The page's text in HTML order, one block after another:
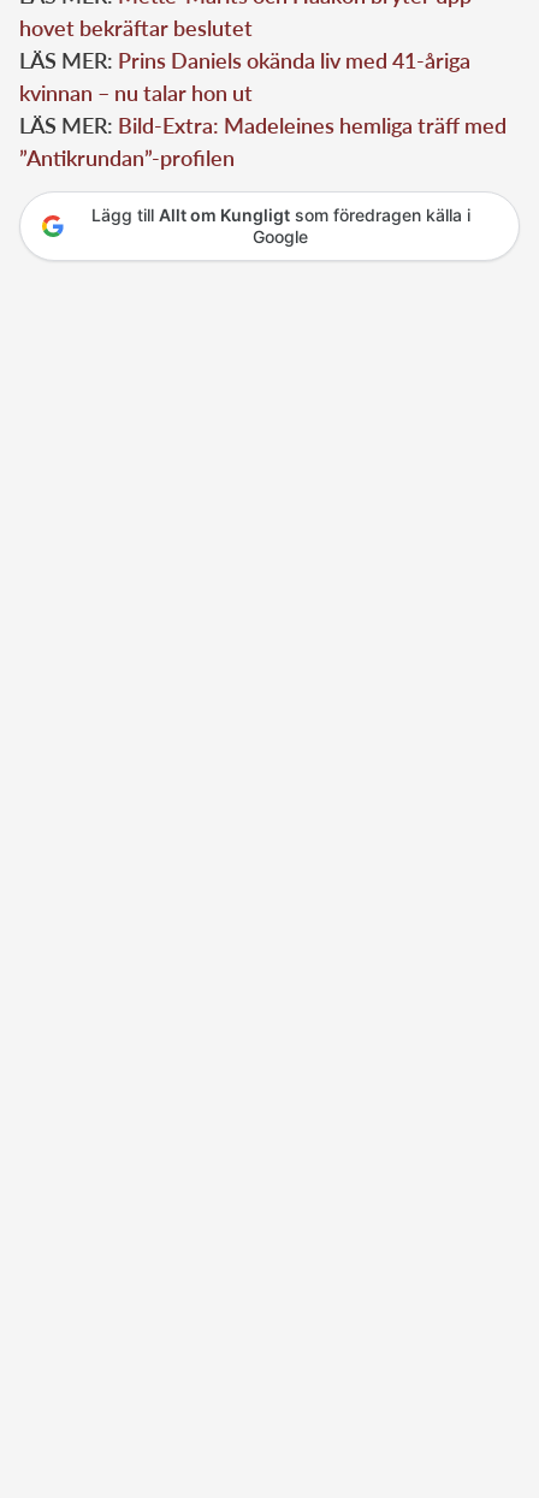
hovet bekräftar beslutet
LÄS MER: Prins Daniels okända liv med 41-åriga
kvinnan – nu talar hon ut
LÄS MER: Bild-Extra: Madeleines hemliga träff med
”Antikrundan”-profilen
Lägg till Allt om Kungligtsom föredragen källa i
Google